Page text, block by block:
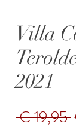
Villa
2021
€ 19,95